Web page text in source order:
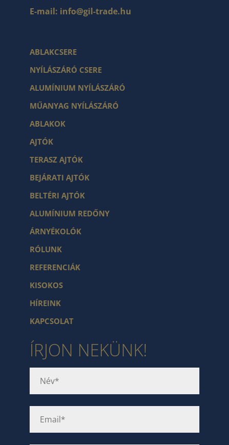
E-mail: info@gil-trade.hu
ABLAKCSERE
NYÍLÁSZÁRÓ CSERE
ALUMÍNIUM NYÍLÁSZÁRÓ
MŰANYAG NYÍLÁSZÁRÓ
ABLAKOK
AJTÓK
TERASZ AJTÓK
BEJÁRATI AJTÓK
BELTÉRI AJTÓK
ALUMÍNIUM REDŐNY
ÁRNYÉKOLÓK
RÓLUNK
REFERENCIÁK
KISOKOS
HÍREINK
KAPCSOLAT
ÍRJON NEKÜNK!